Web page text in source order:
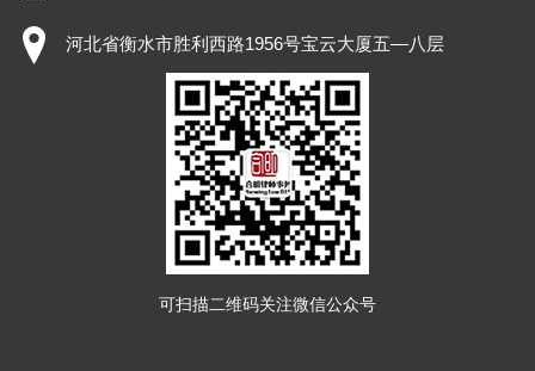
河北省衡水市胜利西路1956号宝云大厦五—八层
可扫描二维码关注微信公众号